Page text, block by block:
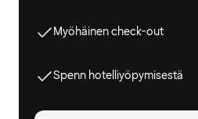
Myöhäinen check-out
Spenn hotelliyöpymisestä